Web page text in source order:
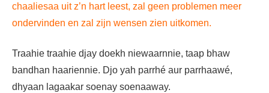
chaaliesaa uit z’n hart leest, zal geen problemen meer
ondervinden en zal zijn wensen zien uitkomen.
Traahie traahie djay doekh niewaarnnie, taap bhaw
bandhan haariennie. Djo yah parrhé aur parrhaawé,
dhyaan lagaakar soenay soenaaway.